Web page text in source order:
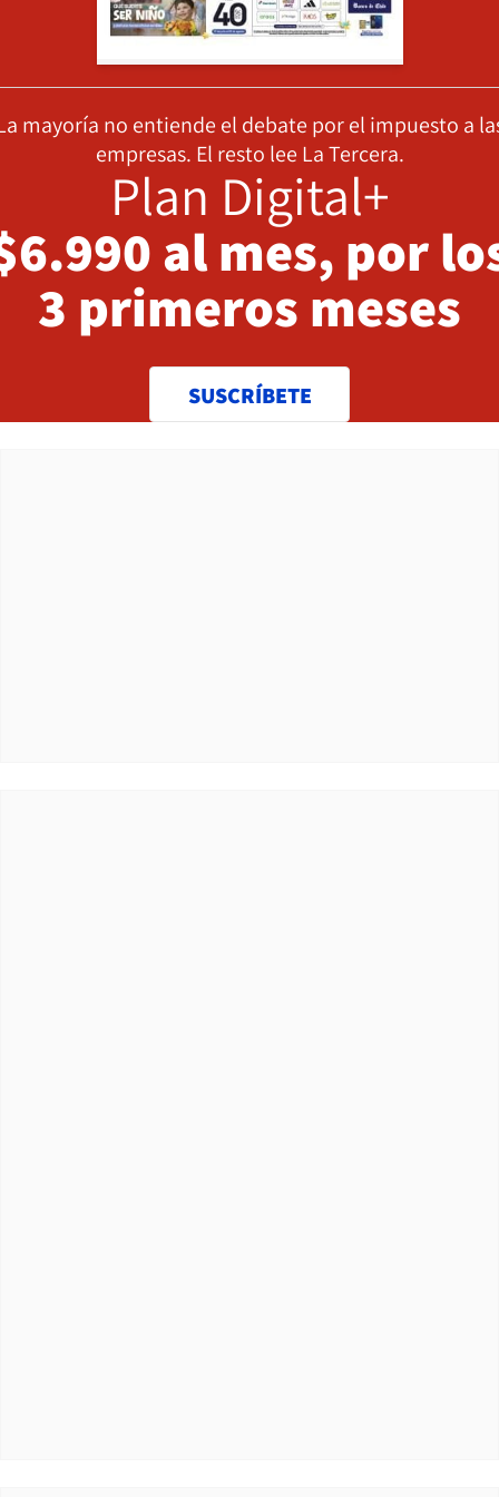
mayoría no entiende el debate por el impuesto a
empresas. El resto lee La Tercera.
Plan Digital+
al mes, por
3 primeros meses
SUSCRÍBETE